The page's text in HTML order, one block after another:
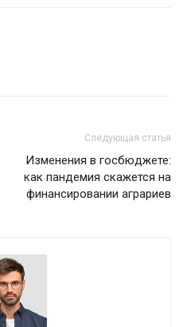
Следующая статья
Изменения в госбюджете:
как пандемия скажется на
финансировании аграриев